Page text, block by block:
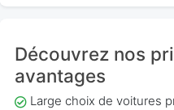
Découvrez nos
avantages
Large choix de voitures